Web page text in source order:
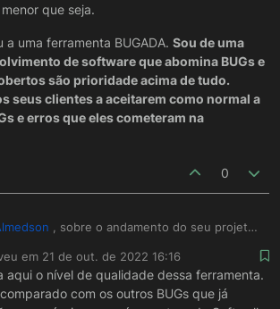
que seja.
a uma ferramenta BUGADA. Sou de uma
de software que abomina BUGs e
são prioridade acima de tudo.
seus clientes a aceitarem como normal a
e erros que eles cometeram na
0
, sobre o andamento do seu projeto
só constatei o fato da sua perda de
spammando esses tópicos.. Sobre a
dispenso!
mais.
em 21 de out. de 2022 16:16
por
aqui o nível de qualidade dessa ferramenta.
com os outros BUGs que já